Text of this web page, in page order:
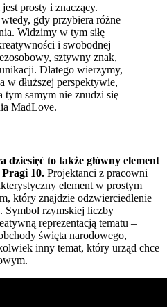
prosty i znaczący.
gdy przybiera różne
Widzimy w tym siłę
i swobodnej
sztywny znak,
Dlatego wierzymy,
w dłuższej perspektywie,
tym samym nie znudzi się –
MadLove.
dziesięć to także główny element
10. Projektanci z pracowni
element w prostym
który znajdzie odzwierciedlenie
Symbol rzymskiej liczby
reprezentacją tematu –
święta narodowego,
inny temat, który urząd chce